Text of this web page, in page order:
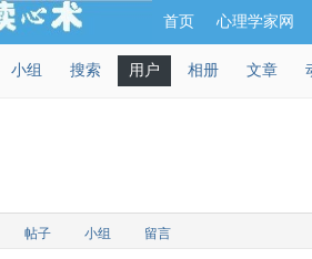
首页 心理学家网
小组 搜索 用户 相册 文章
帖子 小组 留言